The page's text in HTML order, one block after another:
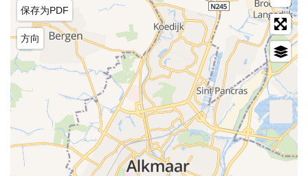
保存为PDF
方向